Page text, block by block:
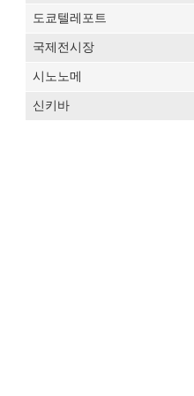
도쿄텔레포트
국제전시장
시노노메
신키바